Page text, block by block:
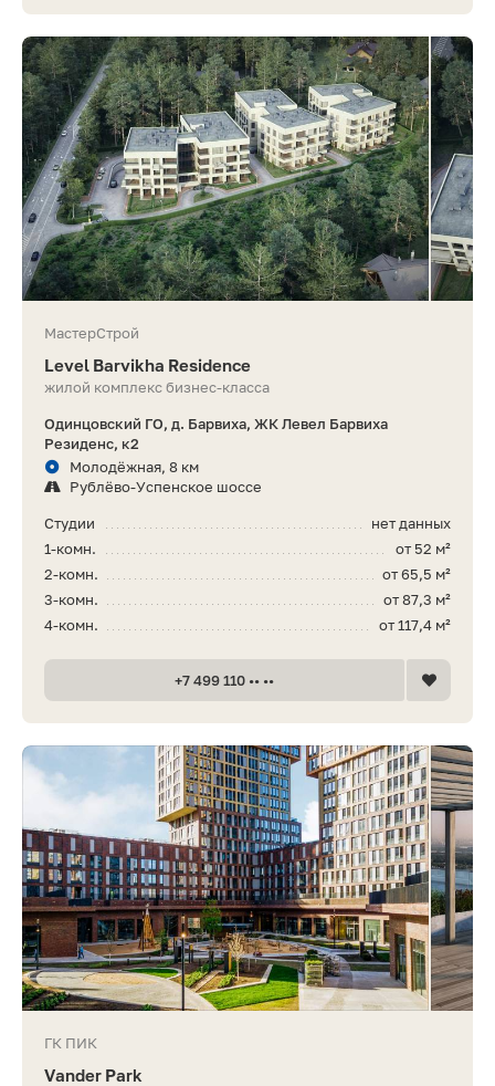
МастерСтрой
Level Barvikha Residence
жилой комплекс бизнес-класса
Одинцовский ГО, д. Барвиха, ЖК Левел Барвиха
Резиденс, к2
Молодёжная, 8 км
Рублёво-Успенское шоссе
нет данных
Студии
от 52 м²
1-комн.
от 65,5 м²
2-комн.
от 87,3 м²
3-комн.
от 117,4 м²
4-комн.
+7 499 110 •• ••
ГК ПИК
Vander Park